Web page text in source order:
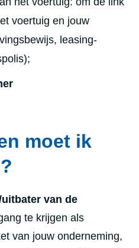
voertuig en jouw
leasing-
moet ik
van de
te krijgen als
van jouw onderneming,